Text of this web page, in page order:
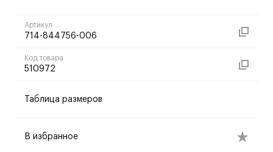
Артикул
714-844756-006
Код товара
510972
Таблица размеров
В избранное